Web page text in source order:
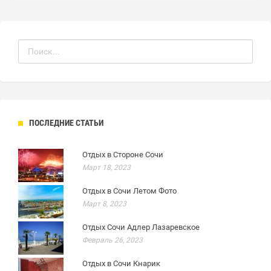
ПОСЛЕДНИЕ СТАТЬИ
Отдых в Стороне Сочи
Март 18, 2023
Отдых в Сочи Летом Фото
Март 8, 2023
Отдых Сочи Адлер Лазаревское
Февраль 26, 2023
Отдых в Сочи Кнарик